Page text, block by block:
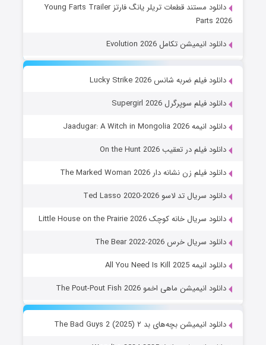
دانلود مستند قطعات تریلر یانگ فارتز Young Farts Trailer
Parts 2026
دانلود انیمیشن تکامل Evolution 2026
دانلود فیلم ضربه شانس Lucky Strike 2026
دانلود فیلم سوپرگرل Supergirl 2026
دانلود انیمه Jaadugar: A Witch in Mongolia 2026
دانلود فیلم در تعقیب On the Hunt 2026
دانلود فیلم زن نشانه دار The Marked Woman 2026
دانلود سریال تد لاسو Ted Lasso 2020-2026
دانلود سریال خانه کوچک Little House on the Prairie 2026
دانلود سریال خرس The Bear 2022-2026
دانلود انیمه All You Need Is Kill 2025
دانلود انیمیشن ماهی اخمو The Pout-Pout Fish 2026
دانلود انیمیشن بچه‌های بد ۲ The Bad Guys 2 (2025)